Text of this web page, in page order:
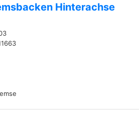
Hinterachse